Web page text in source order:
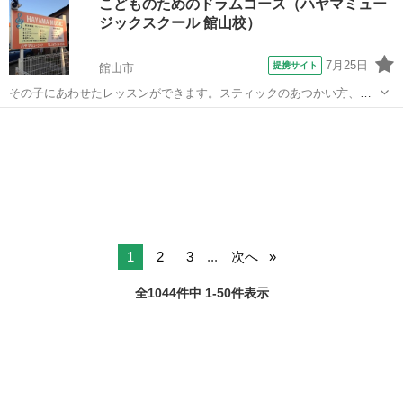
か？
こどものためのドラムコース（ハヤマミュー
ジックスクール 館山校）
館山市 提携サイト 7月25日
その子にあわせたレッスンができます。スティックのあつかい方、リ
ズムの基本、リズムのバリエーション、曲にあわせたアンサンブル、
1 2 3 ... 次へ
全1044件中 1-50件表示